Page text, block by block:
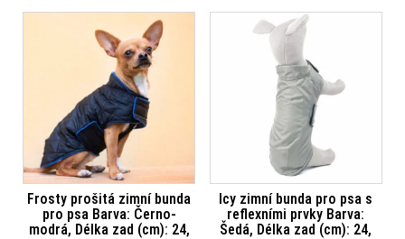
Frosty prošitá zimní bunda
pro psa Barva: Černo-
modrá, Délka zad (cm): 24,
Icy zimní bunda pro psa s
reflexními prvky Barva:
Šedá, Délka zad (cm): 24,